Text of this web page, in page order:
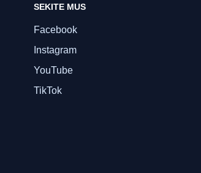
SEKITE MUS
Facebook
Instagram
YouTube
TikTok